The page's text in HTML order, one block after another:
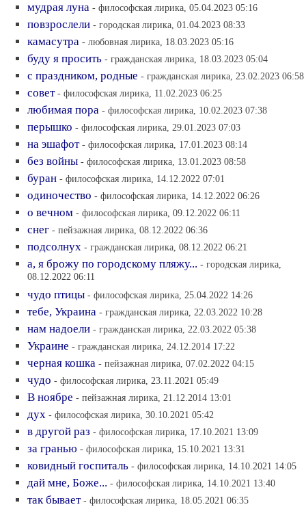
мудрая луна - философская лирика, 05.04.2023 05:16
повзрослели - городская лирика, 01.04.2023 08:33
камасутра - любовная лирика, 18.03.2023 05:16
буду я просить - гражданская лирика, 18.03.2023 05:04
с праздником, родные - гражданская лирика, 23.02.2023 06:58
совет - философская лирика, 11.02.2023 06:25
любимая пора - философская лирика, 10.02.2023 07:38
перышко - философская лирика, 29.01.2023 07:03
на эшафот - философская лирика, 17.01.2023 08:14
без войны - философская лирика, 13.01.2023 08:58
буран - философская лирика, 14.12.2022 07:01
одиночество - философская лирика, 14.12.2022 06:26
о вечном - философская лирика, 09.12.2022 06:11
снег - пейзажная лирика, 08.12.2022 06:36
подсолнух - гражданская лирика, 08.12.2022 06:21
а, я брожу по городскому пляжу... - городская лирика,
08.12.2022 06:11
чудо птицы - философская лирика, 25.04.2022 14:26
тебе, Украина - гражданская лирика, 22.03.2022 10:28
нам надоели - гражданская лирика, 22.03.2022 05:38
Украине - гражданская лирика, 24.12.2014 17:22
черная кошка - пейзажная лирика, 07.02.2022 04:15
чудо - философская лирика, 23.11.2021 05:49
В ноябре - пейзажная лирика, 21.12.2014 13:01
дух - философская лирика, 30.10.2021 05:42
в другой раз - философская лирика, 17.10.2021 13:09
за гранью - философская лирика, 15.10.2021 13:31
ковидный госпиталь - философская лирика, 14.10.2021 14:05
дай мне, Боже... - философская лирика, 14.10.2021 13:40
так бывает - философская лирика, 18.05.2021 06:35